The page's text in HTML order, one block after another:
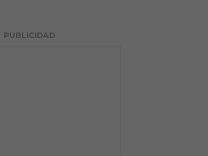
PUBLICIDAD